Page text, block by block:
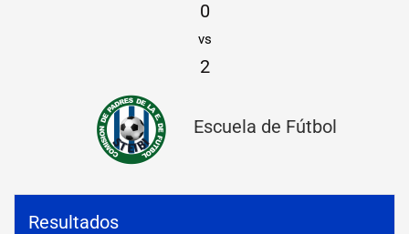
v
0
vs
2
Escuela de Fútbol
Resultados